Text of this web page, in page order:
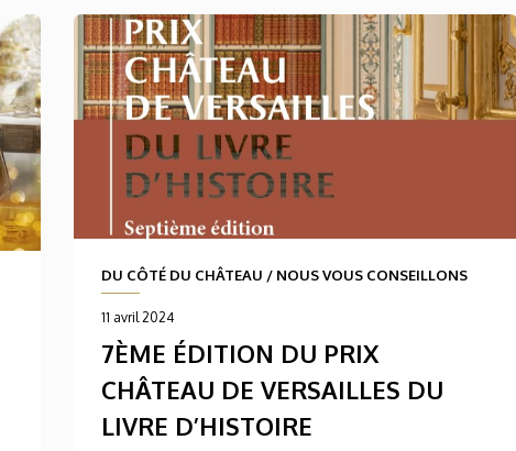
DU CÔTÉ DU CHÂTEAU / NOUS VOUS CONSEILLONS
11 avril 2024
7ÈME ÉDITION DU PRIX
CHÂTEAU DE VERSAILLES DU
LIVRE D’HISTOIRE